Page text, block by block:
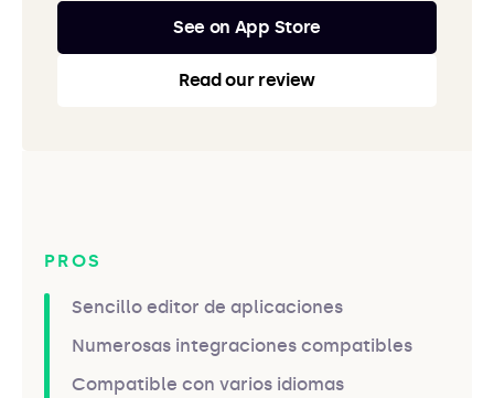
See on App Store
Read our review
PROS
Sencillo editor de aplicaciones
Numerosas integraciones compatibles
Compatible con varios idiomas